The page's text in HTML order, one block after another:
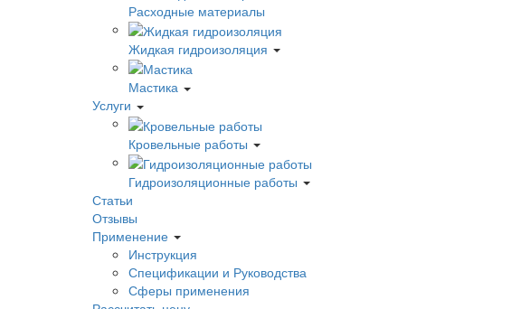
Расходные материалы
Жидкая гидроизоляция
Мастика
Услуги
Кровельные работы
Гидроизоляционные работы
Статьи
Отзывы
Применение
Инструкция
Спецификации и Руководства
Сферы применения